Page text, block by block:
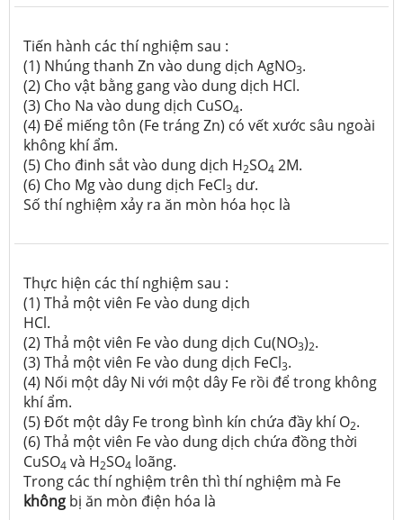
Tiến hành các thí nghiệm sau :
(1) Nhúng thanh Zn vào dung dịch AgNO3.
(2) Cho vật bằng gang vào dung dịch HCl.
(3) Cho Na vào dung dịch CuSO4.
(4) Để miếng tôn (Fe tráng Zn) có vết xước sâu ngoài
không khí ẩm.
(5) Cho đinh sắt vào dung dịch H2SO4 2M.
(6) Cho Mg vào dung dịch FeCl3 dư.
Số thí nghiệm xảy ra ăn mòn hóa học là
Thực hiện các thí nghiệm sau :
(1) Thả một viên Fe vào dung dịch
HCl.
(2) Thả một viên Fe vào dung dịch Cu(NO3)2.
(3) Thả một viên Fe vào dung dịch FeCl3.
(4) Nối một dây Ni với một dây Fe rồi để trong không
khí ẩm.
(5) Đốt một dây Fe trong bình kín chứa đầy khí O2.
(6) Thả một viên Fe vào dung dịch chứa đồng thời
CuSO4 và H2SO4 loãng.
Trong các thí nghiệm trên thì thí nghiệm mà Fe
không bị ăn mòn điện hóa là